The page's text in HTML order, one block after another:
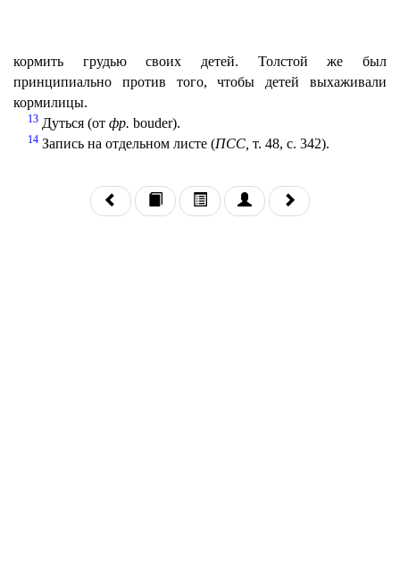
кормить грудью своих детей. Толстой же был
принципиально против того, чтобы детей выхаживали
кормилицы.
13 Дуться (от фр. bouder).
14 Запись на отдельном листе (ПСС, т. 48, с. 342).